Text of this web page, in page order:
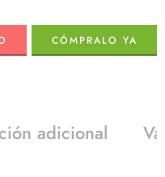
CÓMPRALO YA
adicional